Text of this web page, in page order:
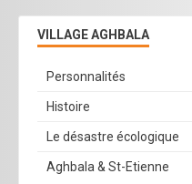
VILLAGE AGHBALA
Personnalités
Histoire
Le désastre écologique
Aghbala & St-Etienne